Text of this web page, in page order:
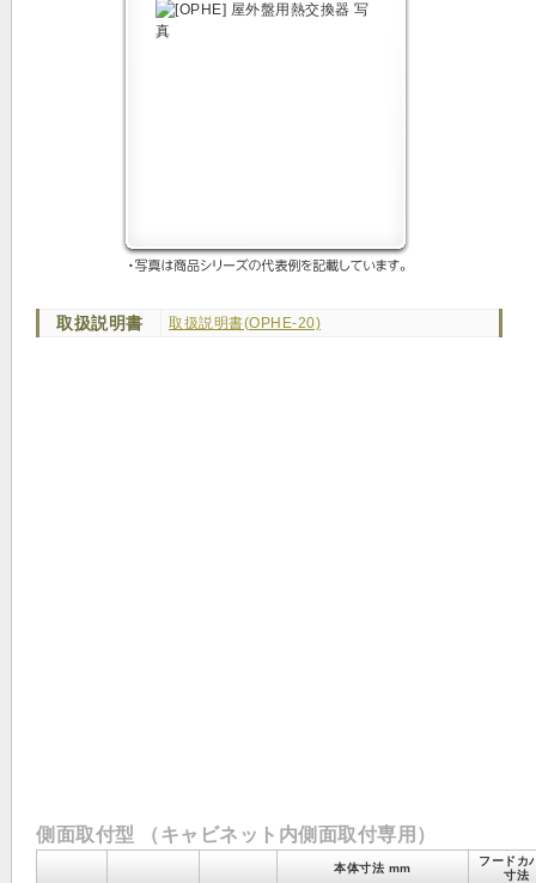
取扱説明書 取扱説明書(OPHE-20)
側面取付型 （キャビネット内側面取付専用）
本体寸法 mm
フードカ
寸法